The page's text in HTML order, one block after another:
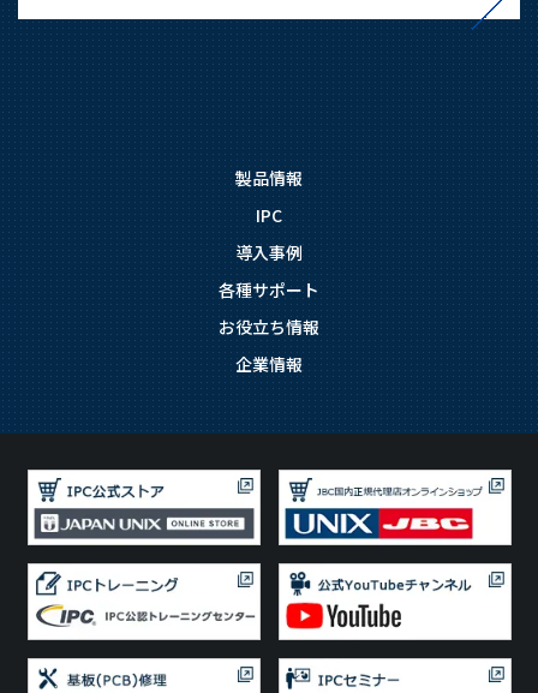
製品情報
IPC
導入事例
各種サポート
お役立ち情報
企業情報